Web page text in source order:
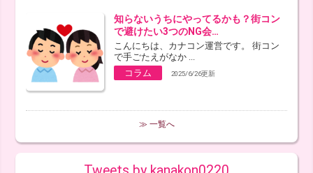
知らないうちにやってるかも？街コン
で避けたい3つのNG会…
こんにちは、カナコン運営です。 街コン
で手ごたえがなか ...
コラム
2025/6/26更新
≫ 一覧へ